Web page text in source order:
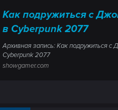
Как подружиться с
в Cyberpunk 2077
Архивная запись: Как подружиться с
Cyberpunk 2077
showgamer.com